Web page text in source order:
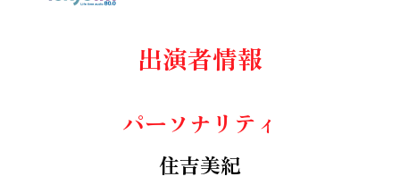
出演者情報
パーソナリティ
住吉美紀